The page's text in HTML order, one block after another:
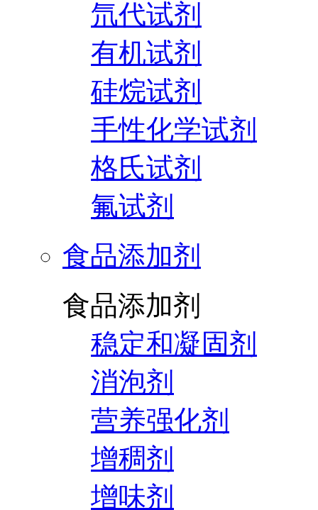
氘代试剂
有机试剂
硅烷试剂
手性化学试剂
格氏试剂
氟试剂
食品添加剂
食品添加剂
稳定和凝固剂
消泡剂
营养强化剂
增稠剂
增味剂